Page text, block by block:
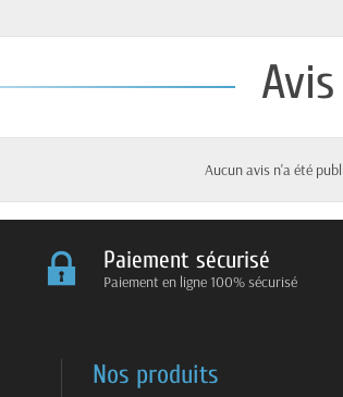
Aucun avis n'a été
Paiement sécurisé
Paiement en ligne 100% sécurisé
Nos produits